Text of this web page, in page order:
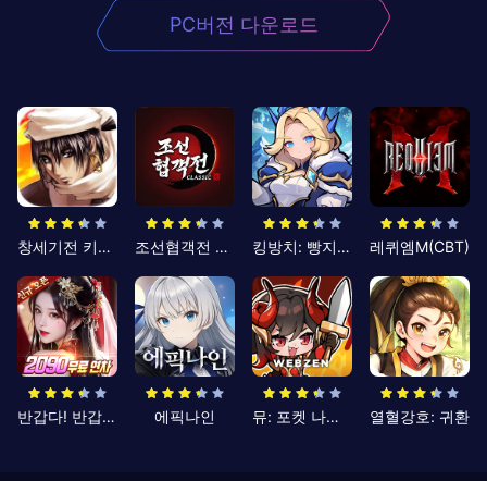
PC버전 다운로드
창세기전 키우기 조선협객전 클래식 킹방치: 빵지의 제왕 레퀴엠M(CBT)
반갑다! 반갑삼국지 에픽나인 뮤: 포켓 나이츠 열혈강호: 귀환